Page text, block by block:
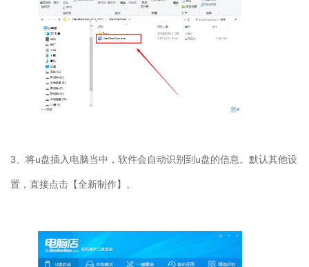
3 、将u盘插入电脑当中，软件会自动识别到 u盘的信息。默认其他设
置，直接点击【全新制作】。